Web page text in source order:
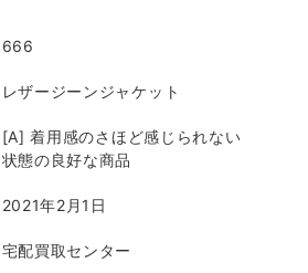
666
レザージーンジャケット
[A] 着用感のさほど感じられない
状態の良好な商品
2021年2月1日
宅配買取センター